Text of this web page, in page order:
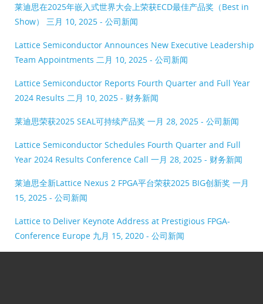
莱迪思在2025年嵌入式世界大会上荣获ECD最佳产品奖（Best in
Show） 三月 10, 2025 - 公司新闻
Lattice Semiconductor Announces New Executive Leadership
Team Appointments 二月 10, 2025 - 公司新闻
Lattice Semiconductor Reports Fourth Quarter and Full Year
2024 Results 二月 10, 2025 - 财务新闻
莱迪思荣获2025 SEAL可持续产品奖 一月 28, 2025 - 公司新闻
Lattice Semiconductor Schedules Fourth Quarter and Full
Year 2024 Results Conference Call 一月 28, 2025 - 财务新闻
莱迪思全新Lattice Nexus 2 FPGA平台荣获2025 BIG创新奖 一月
15, 2025 - 公司新闻
Lattice to Deliver Keynote Address at Prestigious FPGA-
Conference Europe 九月 15, 2020 - 公司新闻